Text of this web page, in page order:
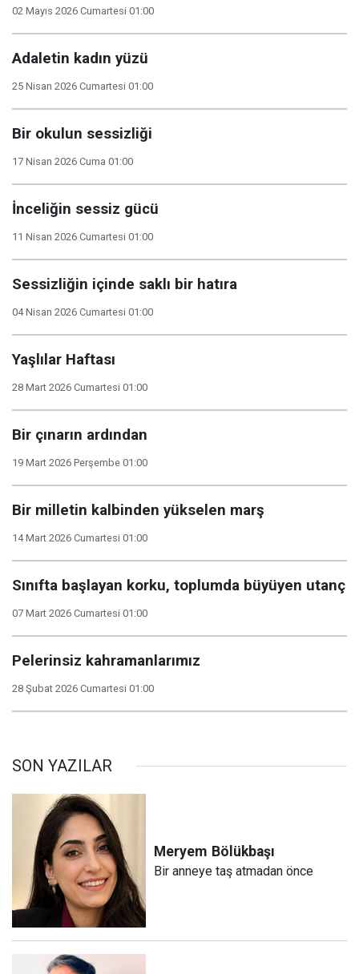
02 Mayıs 2026 Cumartesi 01:00
Adaletin kadın yüzü
25 Nisan 2026 Cumartesi 01:00
Bir okulun sessizliği
17 Nisan 2026 Cuma 01:00
İnceliğin sessiz gücü
11 Nisan 2026 Cumartesi 01:00
Sessizliğin içinde saklı bir hatıra
04 Nisan 2026 Cumartesi 01:00
Yaşlılar Haftası
28 Mart 2026 Cumartesi 01:00
Bir çınarın ardından
19 Mart 2026 Perşembe 01:00
Bir milletin kalbinden yükselen marş
14 Mart 2026 Cumartesi 01:00
Sınıfta başlayan korku, toplumda büyüyen utanç
07 Mart 2026 Cumartesi 01:00
Pelerinsiz kahramanlarımız
28 Şubat 2026 Cumartesi 01:00
SON YAZILAR
Meryem Bölükbaşı
Bir anneye taş atmadan önce